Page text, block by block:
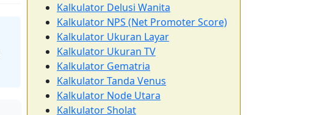
Kalkulator Delusi Wanita
Kalkulator NPS (Net Promoter Score)
Kalkulator Ukuran Layar
Kalkulator Ukuran TV
Kalkulator Gematria
Kalkulator Tanda Venus
Kalkulator Node Utara
Kalkulator Sholat